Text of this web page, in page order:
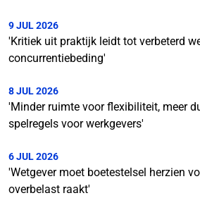
9 JUL 2026
'Kritiek uit praktijk leidt tot verbeterd
concurrentiebeding'
8 JUL 2026
'Minder ruimte voor flexibiliteit, meer
spelregels voor werkgevers'
6 JUL 2026
'Wetgever moet boetestelsel herzien
overbelast raakt'